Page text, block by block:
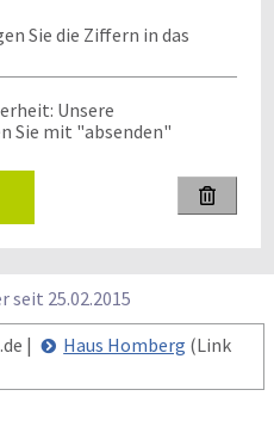
Sie die Ziffern in das
Unsere
Sie mit "absenden"

seit 25.02.2015
|
Haus Homberg (Link